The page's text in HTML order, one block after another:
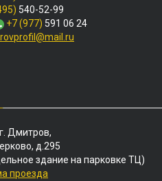
540-52-99
+7 (977) 591 06 24
Дмитров,
д.295
здание на парковке ТЦ)
проезда